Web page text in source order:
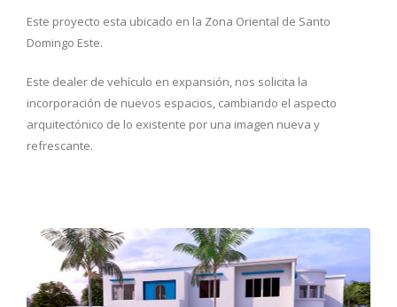
Este proyecto esta ubicado en la Zona Oriental de Santo
Domingo Este.
Este dealer de vehículo en expansión, nos solicita la
incorporación de nuevos espacios, cambiando el aspecto
arquitectónico de lo existente por una imagen nueva y
refrescante.